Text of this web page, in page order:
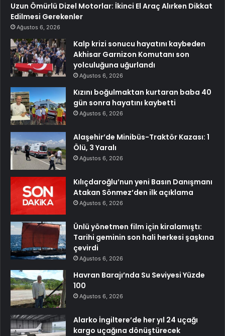
Uzun Ömürlü Dizel Motorlar: İkinci El Araç Alırken Dikkat
Edilmesi Gerekenler
Ağustos 6, 2026
Kalp krizi sonucu hayatını kaybeden
Akhisar Garnizon Komutanı son
yolculuğuna uğurlandı
Ağustos 6, 2026
Kızını boğulmaktan kurtaran baba 40
gün sonra hayatını kaybetti
Ağustos 6, 2026
Alaşehir’de Minibüs-Traktör Kazası: 1
Ölü, 3 Yaralı
Ağustos 6, 2026
Kılıçdaroğlu’nun yeni Basın Danışmanı
Atakan Sönmez’den ilk açıklama
Ağustos 6, 2026
Ünlü yönetmen film için kiralamıştı:
Tarihi geminin son hali herkesi şaşkına
çevirdi
Ağustos 6, 2026
Havran Barajı’nda Su Seviyesi Yüzde
100
Ağustos 6, 2026
Alarko İngiltere’de her yıl 24 uçağı
kargo uçağına dönüştürecek